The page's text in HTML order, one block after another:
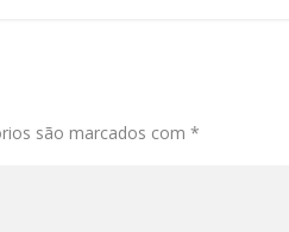
são marcados com*